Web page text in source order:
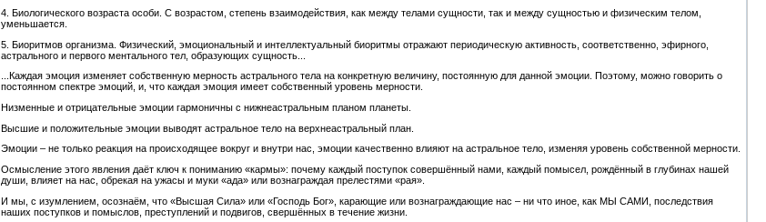
4. Биологического возраста особи. С возрастом, степень взаимодействия, как между телами сущности, так и между сущностью и физическим телом,
уменьшается.
5. Биоритмов организма. Физический, эмоциональный и интеллектуальный биоритмы отражают периодическую активность, соответственно, эфирного,
астрального и первого ментального тел, образующих сущность...
...Каждая эмоция изменяет собственную мерность астрального тела на конкретную величину, постоянную для данной эмоции. Поэтому, можно говорить о
постоянном спектре эмоций, и, что каждая эмоция имеет собственный уровень мерности.
Низменные и отрицательные эмоции гармоничны с нижнеастральным планом планеты.
Высшие и положительные эмоции выводят астральное тело на верхнеастральный план.
Эмоции – не только реакция на происходящее вокруг и внутри нас, эмоции качественно влияют на астральное тело, изменяя уровень собственной мерности.
Осмысление этого явления даёт ключ к пониманию «кармы»: почему каждый поступок совершённый нами, каждый помысел, рождённый в глубинах нашей
души, влияет на нас, обрекая на ужасы и муки «ада» или вознаграждая прелестями «рая».
И мы, с изумлением, осознаём, что «Высшая Сила» или «Господь Бог», карающие или вознаграждающие нас – ни что иное, как МЫ САМИ, последствия
наших поступков и помыслов, преступлений и подвигов, свершённых в течение жизни.